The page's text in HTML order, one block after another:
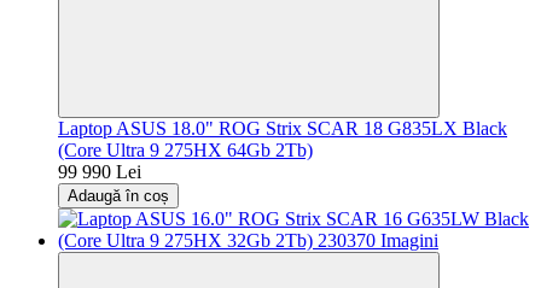
Laptop ASUS 18.0" ROG Strix SCAR 18 G835LX Black
(Core Ultra 9 275HX 64Gb 2Tb)
99 990 Lei
Adaugă în coș